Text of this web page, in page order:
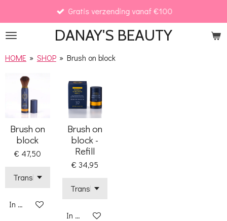
direct
naar
de
DANAY'S BEAUTY
Gratis verzending vanaf €100
HOME » SHOP » Brush on block
Brush on
block
€ 47,50
In winkelwagen
Brush on
block -
Refill
€ 34,95
In winkelwagen